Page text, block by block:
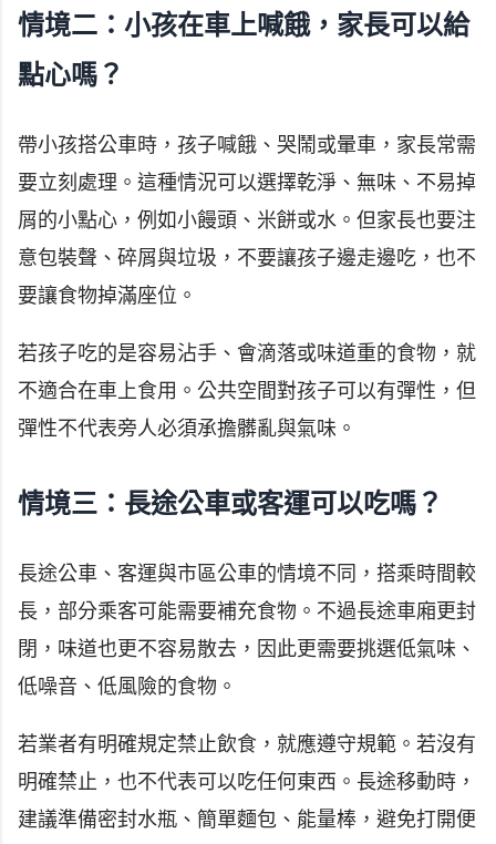
情境二：小孩在車上喊餓，家長可以給
點心嗎？
帶小孩搭公車時，孩子喊餓、哭鬧或暈車，家長常需
要立刻處理。這種情況可以選擇乾淨、無味、不易掉
屑的小點心，例如小饅頭、米餅或水。但家長也要注
意包裝聲、碎屑與垃圾，不要讓孩子邊走邊吃，也不
要讓食物掉滿座位。
若孩子吃的是容易沾手、會滴落或味道重的食物，就
不適合在車上食用。公共空間對孩子可以有彈性，但
彈性不代表旁人必須承擔髒亂與氣味。
情境三：長途公車或客運可以吃嗎？
長途公車、客運與市區公車的情境不同，搭乘時間較
長，部分乘客可能需要補充食物。不過長途車廂更封
閉，味道也更不容易散去，因此更需要挑選低氣味、
低噪音、低風險的食物。
若業者有明確規定禁止飲食，就應遵守規範。若沒有
明確禁止，也不代表可以吃任何東西。長途移動時，
建議準備密封水瓶、簡單麵包、能量棒，避免打開便